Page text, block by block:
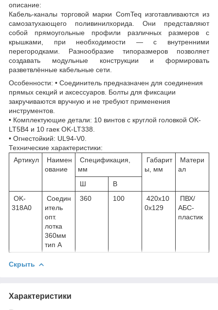
описание:
Кабель-каналы торговой марки ComTeq изготавливаются из
самозатухающего поливинилхорида. Они представляют
собой прямоугольные профили различных размеров с
крышками, при необходимости — с внутренними
перегородками. Разнообразие типоразмеров позволяет
создавать модульные конструкции и формировать
разветвлённые кабельные сети.
Особенности: • Соединитель предназначен для соединения
прямых секций и аксессуаров. Болты для фиксации
закручиваются вручную и не требуют применения
инструментов.
• Комплектующие детали: 10 винтов с круглой головкой OK-
LT5B4 и 10 гаек OK-LT338.
• Огнестойкий: UL94-V0.
Технические характеристики:
Артикул
Наимен
ование
Спецификация,
мм
Габарит
ы, мм
Матери
ал
Ш
В
OK-
318A0
Соедин
итель
опт.
лотка
360мм
тип А
360 100
420х10
0х129
ПВХ/
АБС-
пластик
Скрыть
Характеристики